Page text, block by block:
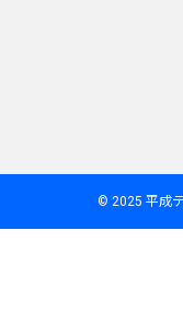
© 2025 平成